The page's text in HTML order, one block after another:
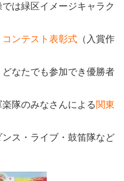
は緑区イメージキャラク
ンテスト表彰式 （入賞作
どなたでも参加でき優勝者
隊のみなさんによる関東
ンス・ライブ・鼓笛隊など